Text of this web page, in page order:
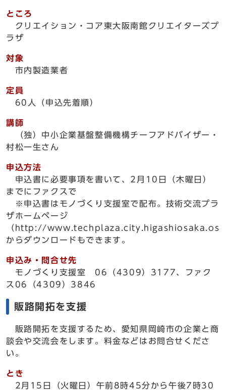
ところ
クリエイション・コア東大阪南館クリエイターズプ
ラザ
対象
市内製造業者
定員
60人（申込先着順）
講師
（独）中小企業基盤整備機構チーフアドバイザー・
村松一生さん
申込方法
申込書に必要事項を書いて、2月10日（木曜日）
までにファクスで
※申込書はモノづくり支援室で配布。技術交流プラ
ザホームページ
（http://
からダウンロードもできます。
申込み・問合せ先
モノづくり支援室 06（4309）3177、ファク
ス06（4309）3846
販路開拓を支援
販路開拓を支援するため、愛知県岡崎市の企業と商
談会や交流会をします。料金などはお問合せくださ
い。
とき
2月15日（火曜日）午前8時45分から午後7時30